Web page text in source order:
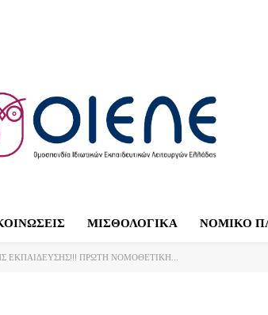
ΜΙΣΘΟΛΟΓΙΚΑ ΝΟΜΙΚΟ
ΕΚΠΑΙΔΕΥΣΗΣ!!! ΠΡΩΤΗ ΝΟΜΟΘΕΤΙΚΗ...